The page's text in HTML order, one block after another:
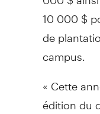
10 000 $
de
campus.
« Cette
édition du